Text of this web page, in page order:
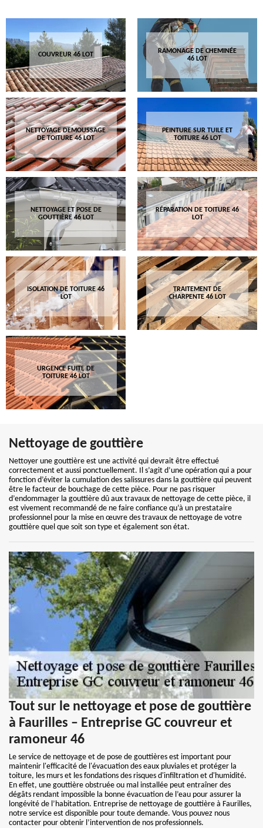
COUVREUR 46 LOT
RAMONAGE DE CHEMINÉE
46 LOT
NETTOYAGE DEMOUSSAGE
DE TOITURE 46 LOT
PEINTURE SUR TUILE ET
TOITURE 46 LOT
NETTOYAGE ET POSE DE
GOUTTIÈRE 46 LOT
RÉPARATION DE TOITURE 46
LOT
ISOLATION DE TOITURE 46
LOT
TRAITEMENT DE
CHARPENTE 46 LOT
URGENCE FUITE DE
TOITURE 46 LOT
Nettoyage de gouttière
Nettoyer une gouttière est une activité qui devrait être effectué
correctement et aussi ponctuellement. Il s’agit d’une opération qui a pour
fonction d’éviter la cumulation des salissures dans la gouttière qui peuvent
être le facteur de bouchage de cette pièce. Pour ne pas risquer
d’endommager la gouttière dû aux travaux de nettoyage de cette pièce, il
est vivement recommandé de ne faire confiance qu’à un prestataire
professionnel pour la mise en œuvre des travaux de nettoyage de votre
gouttière quel que soit son type et également son état.
Tout sur le nettoyage et pose de gouttière
à Faurilles – Entreprise GC couvreur et
ramoneur 46
Le service de nettoyage et de pose de gouttières est important pour
maintenir l'efficacité de l'évacuation des eaux pluviales et protéger la
toiture, les murs et les fondations des risques d'infiltration et d'humidité.
En effet, une gouttière obstruée ou mal installée peut entraîner des
dégâts rendant impossible la bonne évacuation de l’eau pour assurer la
longévité de l’habitation. Entreprise de nettoyage de gouttière à Faurilles,
notre service est disponible pour toute demande. Vous pouvez nous
contacter pour obtenir l’intervention de nos professionnels.